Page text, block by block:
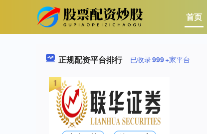
首页
正规配资平台排行 已收录999+家平台